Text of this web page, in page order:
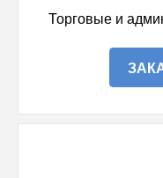
Торговые и